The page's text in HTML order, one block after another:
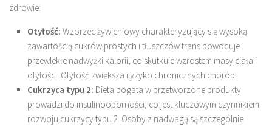
zdrowie:
Otyłość: Wzorzec żywieniowy charakteryzujący się wysoką
zawartością cukrów prostych i tłuszczów trans powoduje
przewlekłe nadwyżki kalorii, co skutkuje wzrostem masy ciała i
otyłości. Otyłość zwiększa ryzyko chronicznych chorób.
Cukrzyca typu 2: Dieta bogata w przetworzone produkty
prowadzi do insulinooporności, co jest kluczowym czynnikiem
rozwoju cukrzycy typu 2. Osoby z nadwagą są szczególnie